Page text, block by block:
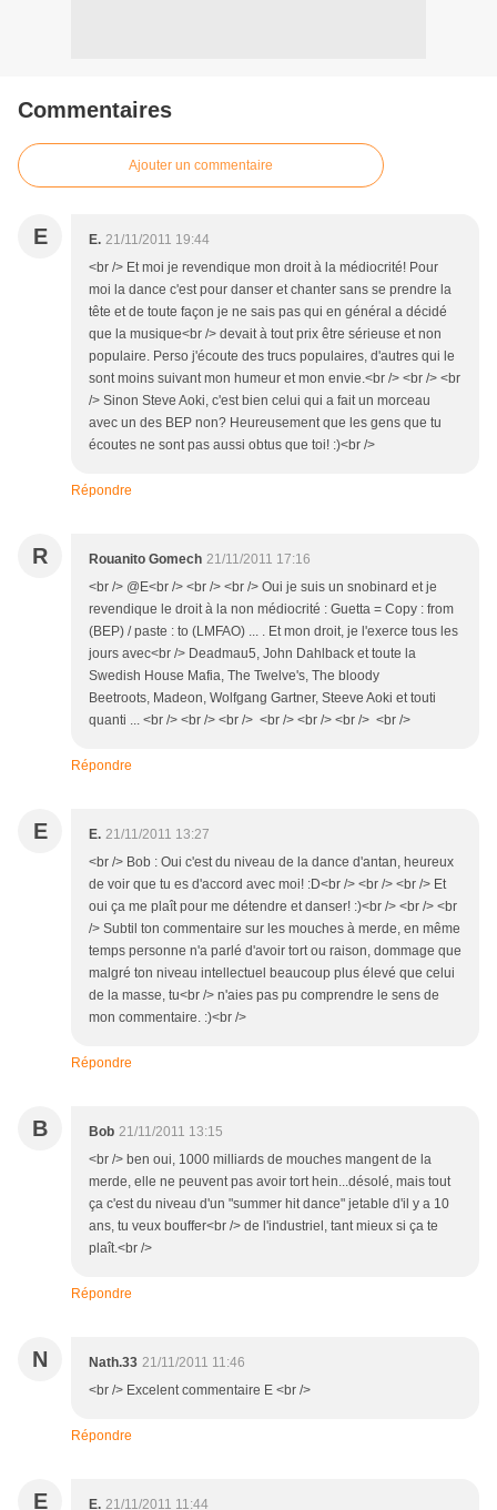
Commentaires
Ajouter un commentaire
E E. 21/11/2011 19:44
<br /> Et moi je revendique mon droit à la médiocrité! Pour
moi la dance c'est pour danser et chanter sans se prendre la
tête et de toute façon je ne sais pas qui en général a décidé
que la musique<br /> devait à tout prix être sérieuse et non
populaire. Perso j'écoute des trucs populaires, d'autres qui le
sont moins suivant mon humeur et mon envie.<br /> <br /> <br
/> Sinon Steve Aoki, c'est bien celui qui a fait un morceau
avec un des BEP non? Heureusement que les gens que tu
écoutes ne sont pas aussi obtus que toi! :)<br />
Répondre
R Rouanito Gomech 21/11/2011 17:16
<br /> @E<br /> <br /> <br /> Oui je suis un snobinard et je
revendique le droit à la non médiocrité : Guetta = Copy : from
(BEP) / paste : to (LMFAO) ... . Et mon droit, je l'exerce tous les
jours avec<br /> Deadmau5, John Dahlback et toute la
Swedish House Mafia, The Twelve's, The bloody
Beetroots, Madeon, Wolfgang Gartner, Steeve Aoki et touti
quanti ... <br /> <br /> <br /> <br /> <br /> <br /> <br />
Répondre
E E. 21/11/2011 13:27
<br /> Bob : Oui c'est du niveau de la dance d'antan, heureux
de voir que tu es d'accord avec moi! :D<br /> <br /> <br /> Et
oui ça me plaît pour me détendre et danser! :)<br /> <br /> <br
/> Subtil ton commentaire sur les mouches à merde, en même
temps personne n'a parlé d'avoir tort ou raison, dommage que
malgré ton niveau intellectuel beaucoup plus élevé que celui
de la masse, tu<br /> n'aies pas pu comprendre le sens de
mon commentaire. :)<br />
Répondre
B Bob 21/11/2011 13:15
<br /> ben oui, 1000 milliards de mouches mangent de la
merde, elle ne peuvent pas avoir tort hein...désolé, mais tout
ça c'est du niveau d'un "summer hit dance" jetable d'il y a 10
ans, tu veux bouffer<br /> de l'industriel, tant mieux si ça te
plaît.<br />
Répondre
N Nath.33 21/11/2011 11:46
<br /> Excelent commentaire E <br />
Répondre
E E. 21/11/2011 11:44